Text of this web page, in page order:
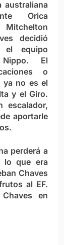
Orica
Mitchelton
decidió
equipo
Nippo. El
o
ya no es el
y el Giro.
escalador,
aportarle
perderá a
lo que era
Chaves
al EF.
en